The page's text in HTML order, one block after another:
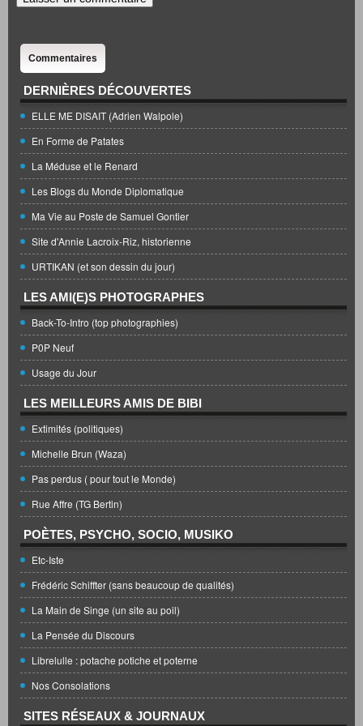
Commentaires
DERNIÈRES DÉCOUVERTES
ELLE ME DISAIT (Adrien Walpole)
En Forme de Patates
La Méduse et le Renard
Les Blogs du Monde Diplomatique
Ma Vie au Poste de Samuel Gontier
Site d'Annie Lacroix-Riz, historienne
URTIKAN (et son dessin du jour)
LES AMI(E)S PHOTOGRAPHES
Back-To-Intro (top photographies)
P0P Neuf
Usage du Jour
LES MEILLEURS AMIS DE BIBI
Extimités (politiques)
Michelle Brun (Waza)
Pas perdus ( pour tout le Monde)
Rue Affre (TG Bertin)
POÈTES, PSYCHO, SOCIO, MUSIKO
Etc-Iste
Frédéric Schiffter (sans beaucoup de qualités)
La Main de Singe (un site au poil)
La Pensée du Discours
Librelulle : potache potiche et poterne
Nos Consolations
SITES RÉSEAUX & JOURNAUX